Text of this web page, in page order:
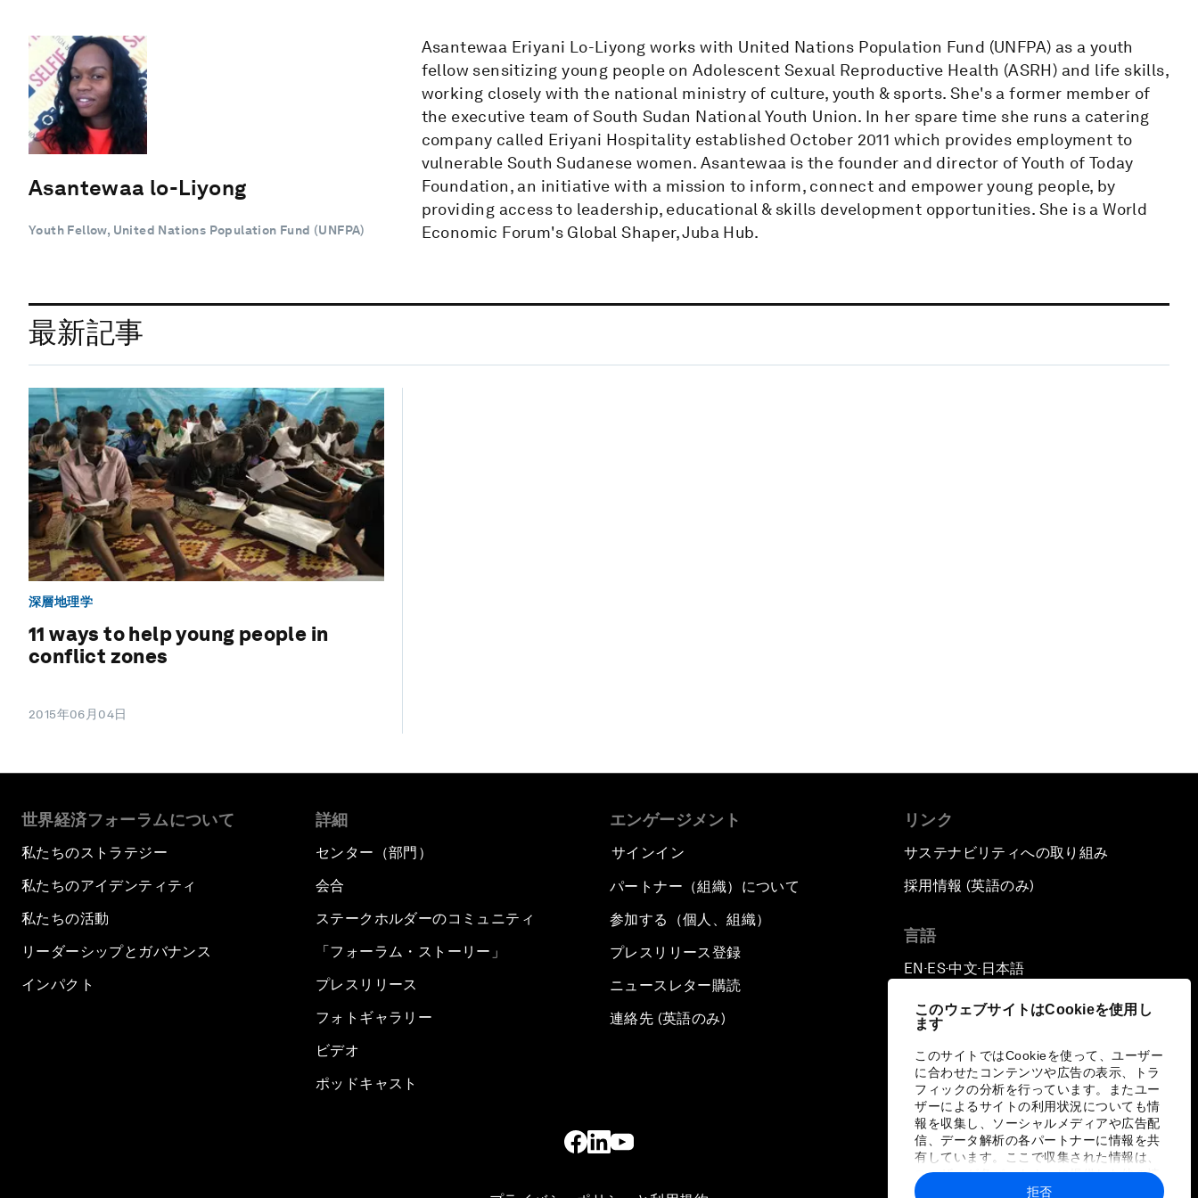
このウェブサイトはCookieを使用し
ます
このサイトではCookieを使って、ユーザー
に合わせたコンテンツや広告の表示、トラ
フィックの分析を行っています。またユー
ザーによるサイトの利用状況についても情
報を収集し、ソーシャルメディアや広告配
信、データ解析の各パートナーに情報を共
有しています。ここで収集された情報は、
ユーザーが各パートナーに提供した他の情
報や各パートナーのサービスを使用した際
拒否
Asantewaa lo-Liyong
Youth Fellow, United Nations Population Fund (UNFPA)
Asantewaa Eriyani Lo-Liyong works with United Nations Population Fund (UNFPA) as a youth
fellow sensitizing young people on Adolescent Sexual Reproductive Health (ASRH) and life skills,
working closely with the national ministry of culture, youth & sports. She's a former member of
the executive team of South Sudan National Youth Union. In her spare time she runs a catering
company called Eriyani Hospitality established October 2011 which provides employment to
vulnerable South Sudanese women. Asantewaa is the founder and director of Youth of Today
Foundation, an initiative with a mission to inform, connect and empower young people, by
providing access to leadership, educational & skills development opportunities. She is a World
Economic Forum's Global Shaper, Juba Hub.
最新記事
深層地理学
11 ways to help young people in
conflict zones
2015年06月04日
世界経済フォーラムについて
私たちのストラテジー
私たちのアイデンティティ
私たちの活動
リーダーシップとガバナンス
インパクト
詳細
センター（部門）
会合
ステークホルダーのコミュニティ
「フォーラム・ストーリー」
プレスリリース
フォトギャラリー
ビデオ
ポッドキャスト
エンゲージメント
サインイン
パートナー（組織）について
参加する（個人、組織）
プレスリリース登録
ニュースレター購読
連絡先 (英語のみ)
リンク
サステナビリティへの取り組み
採用情報 (英語のみ)
言語
EN ▪ ES▪中文▪ 日本語